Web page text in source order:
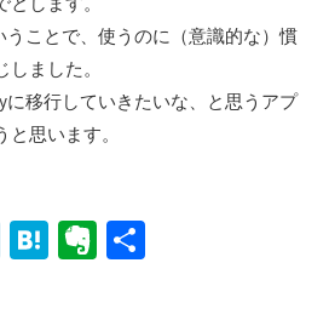
うことで、使うのに（意識的な）慣
ました。
移行していきたいな、と思うアプ
思います。
Li H
Ev